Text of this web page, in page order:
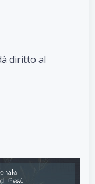
diritto al